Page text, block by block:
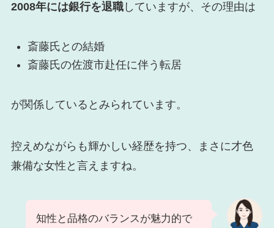
2008年には銀行を退職していますが、その理由は
斎藤氏との結婚
斎藤氏の佐渡市赴任に伴う転居
が関係しているとみられています。
控えめながらも輝かしい経歴を持つ、まさに才色
兼備な女性と言えますね。
知性と品格のバランスが魅力的で